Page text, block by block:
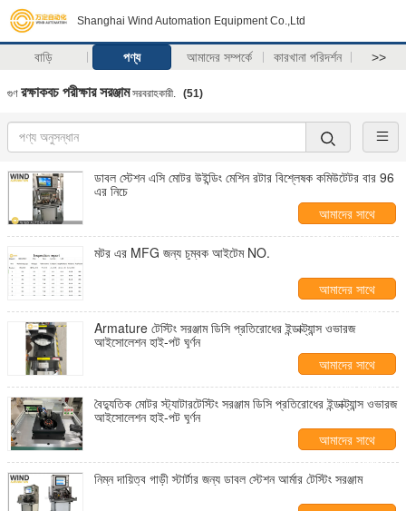
Shanghai Wind Automation Equipment Co.,Ltd
বাড়ি পণ্য আমাদের সম্পর্কে কারখানা পরিদর্শন >>
গুণ রক্ষাকবচ পরীক্ষার সরঞ্জামসরবরাহকারী. (51)
ডাবল স্টেশন এসি মোটর উইন্ডিং মেশিন রটার বিশ্লেষক কমিউটেটর বার 96
এর নিচে
আমাদের সাথে
যোগাযোগ করুন
মটর এর MFG জন্য চুম্বক আইটেম NO.
আমাদের সাথে
যোগাযোগ করুন
Armature টেস্টিং সরঞ্জাম ডিসি প্রতিরোধের ইন্ডাক্ট্যান্স ওভারজ
আইসোলেশন হাই-পট ঘূর্ণন
আমাদের সাথে
যোগাযোগ করুন
বৈদ্যুতিক মোটর স্ট্যাটারটেস্টিং সরঞ্জাম ডিসি প্রতিরোধের ইন্ডাক্ট্যান্স ওভারজ
আইসোলেশন হাই-পট ঘূর্ণন
আমাদের সাথে
যোগাযোগ করুন
নিম্ন দায়িত্ব গাড়ী স্টার্টার জন্য ডাবল স্টেশন আর্মার টেস্টিং সরঞ্জাম